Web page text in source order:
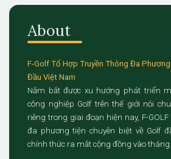
About
F-Golf Tổ Hợp Truyền Thông Đa
Đầu Việt Nam
Nắm bắt được xu hướng phát triển
công nghiệp Golf trên thế giới nói
riêng trong giai đoạn hiện nay, F-
đa phương tiện chuyên biệt về Golf
chính thức ra mắt cộng đồng vào tháng